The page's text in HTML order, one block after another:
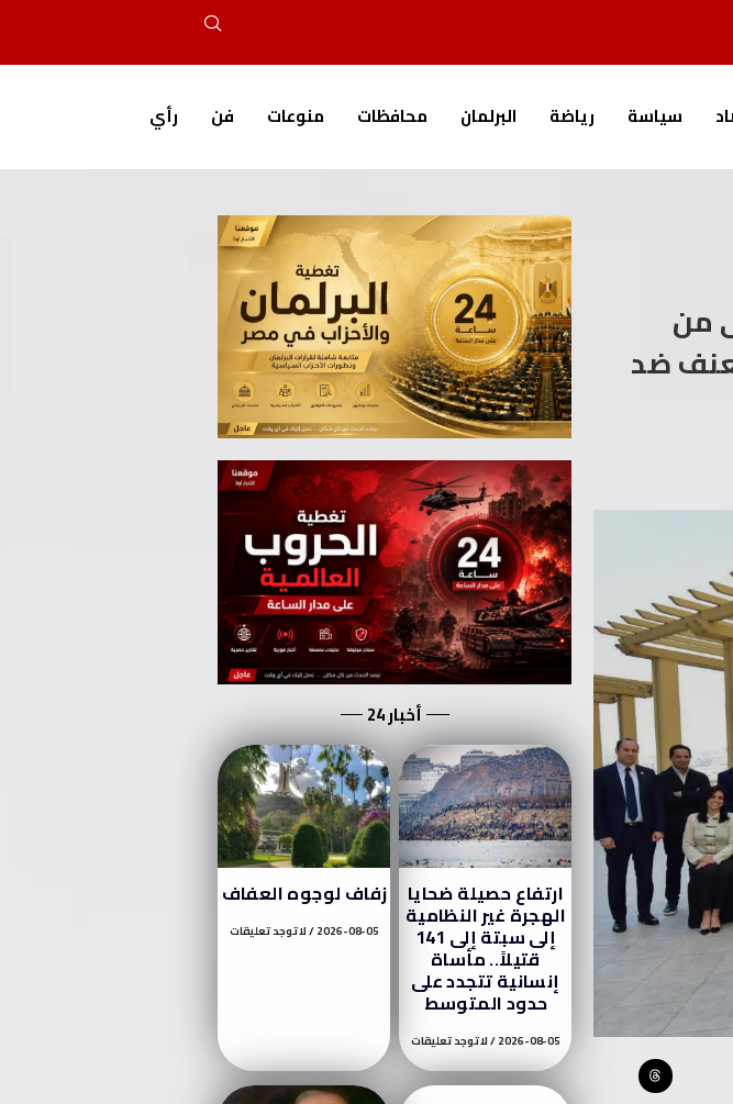
سياسة رياضة البرلمان محافظات منوعات فن رأي
من
العنف ضد
أخبار 24
ارتفاع حصيلة ضحايا
الهجرة غير النظامية
إلى سبتة إلى 141
قتيلاً.. مأساة
إنسانية تتجدد على
حدود المتوسط
2026-08-05 لا توجد تعليقات
زفاف لوجوه العفاف
2026-08-05 لا توجد تعليقات